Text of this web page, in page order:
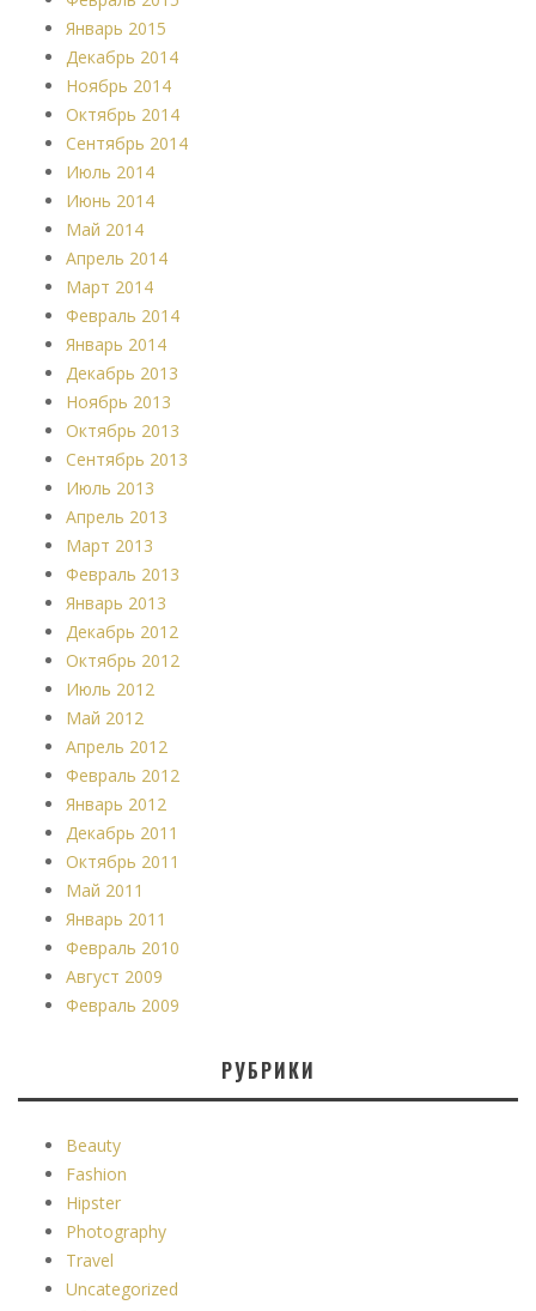
Январь 2015
Декабрь 2014
Ноябрь 2014
Октябрь 2014
Сентябрь 2014
Июль 2014
Июнь 2014
Май 2014
Апрель 2014
Март 2014
Февраль 2014
Январь 2014
Декабрь 2013
Ноябрь 2013
Октябрь 2013
Сентябрь 2013
Июль 2013
Апрель 2013
Март 2013
Февраль 2013
Январь 2013
Декабрь 2012
Октябрь 2012
Июль 2012
Май 2012
Апрель 2012
Февраль 2012
Январь 2012
Декабрь 2011
Октябрь 2011
Май 2011
Январь 2011
Февраль 2010
Август 2009
Февраль 2009
РУБРИКИ
Beauty
Fashion
Hipster
Photography
Travel
Uncategorized